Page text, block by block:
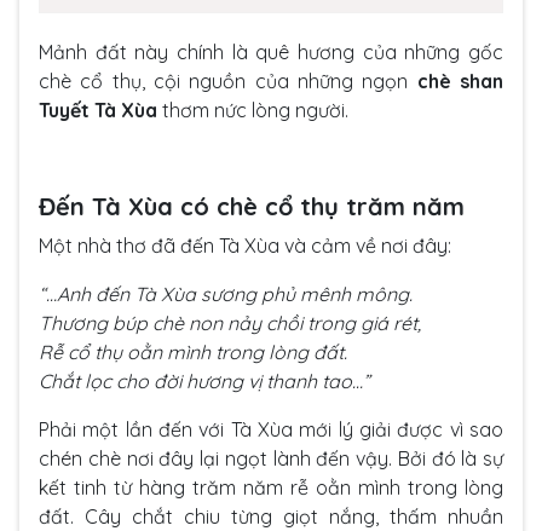
Mảnh đất này chính là quê hương của những gốc
chè cổ thụ, cội nguồn của những ngọn chè shan
Tuyết Tà Xùa thơm nức lòng người.
Đến Tà Xùa có chè cổ thụ trăm năm
Một nhà thơ đã đến Tà Xùa và cảm về nơi đây:
“…Anh đến Tà Xùa sương phủ mênh mông.
Thương búp chè non nảy chồi trong giá rét,
Rễ cổ thụ oằn mình trong lòng đất.
Chắt lọc cho đời hương vị thanh tao…”
Phải một lần đến với Tà Xùa mới lý giải được vì sao
chén chè nơi đây lại ngọt lành đến vậy. Bởi đó là sự
kết tinh từ hàng trăm năm rễ oằn mình trong lòng
đất. Cây chắt chiu từng giọt nắng, thấm nhuần